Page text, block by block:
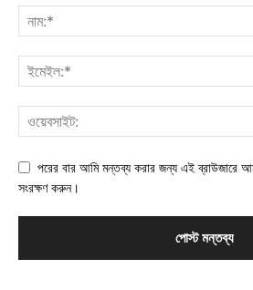
পরের বার আমি মন্তব্য করার জন্য এই ব্রাউজারে
সংরক্ষণ করুন।